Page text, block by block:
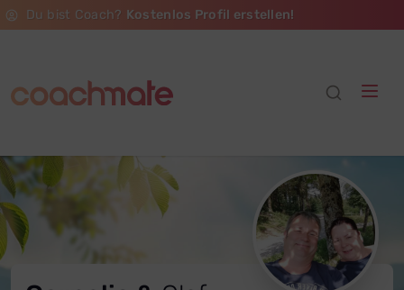
Du bist Coach? Kostenlos Profil erstellen!